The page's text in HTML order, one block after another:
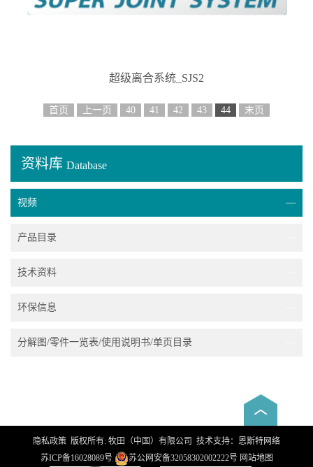
超级离合系统_SJS2
首页 上一页 40 41 42 43 44 末页
资料库 Database
视频 —
产品目录
技术资料
环保信息
分解图/零件一览表/使用说明书/单页目录
隐私政策 版权所有: 牧田（中国）有限公司 技术支持： 恩斯特网络
苏ICP备16028089号
苏公网安备32058302002222号 网站地图